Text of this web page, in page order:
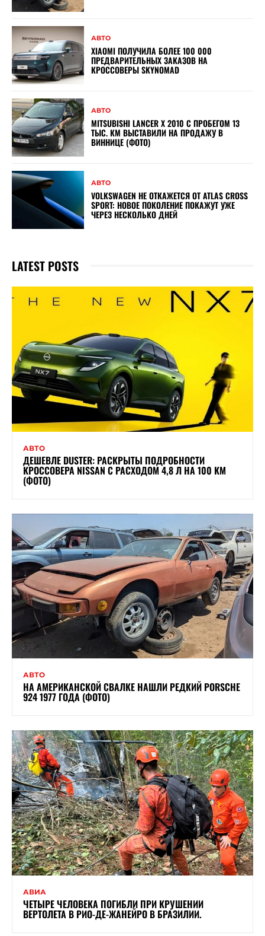
АВТО
XIAOMI ПОЛУЧИЛА БОЛЕЕ 100 000
ПРЕДВАРИТЕЛЬНЫХ ЗАКАЗОВ НА
КРОССОВЕРЫ SKYNOMAD
АВТО
MITSUBISHI LANCER X 2010 С ПРОБЕГОМ 13
ТЫС. КМ ВЫСТАВИЛИ НА ПРОДАЖУ В
ВИННИЦЕ (ФОТО)
АВТО
VOLKSWAGEN НЕ ОТКАЖЕТСЯ ОТ ATLAS CROSS
SPORT: НОВОЕ ПОКОЛЕНИЕ ПОКАЖУТ УЖЕ
ЧЕРЕЗ НЕСКОЛЬКО ДНЕЙ
LATEST POSTS
АВТО
ДЕШЕВЛЕ DUSTER: РАСКРЫТЫ ПОДРОБНОСТИ
КРОССОВЕРА NISSAN С РАСХОДОМ 4,8 Л НА 100 КМ
(ФОТО)
АВТО
НА АМЕРИКАНСКОЙ СВАЛКЕ НАШЛИ РЕДКИЙ PORSCHE
924 1977 ГОДА (ФОТО)
АВИА
ЧЕТЫРЕ ЧЕЛОВЕКА ПОГИБЛИ ПРИ КРУШЕНИИ
ВЕРТОЛЕТА В РИО-ДЕ-ЖАНЕЙРО В БРАЗИЛИИ.